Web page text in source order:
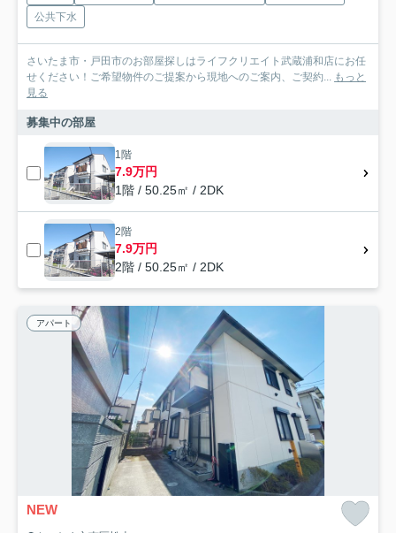
公共下水
さいたま市・戸田市のお部屋探しはライフクリエイト武蔵浦和店にお任
せください！ご希望物件のご提案から現地へのご案内、ご契約... もっと
見る
募集中の部屋
1階
7.9万円
1階 / 50.25㎡ / 2DK
2階
7.9万円
2階 / 50.25㎡ / 2DK
アパート
NEW